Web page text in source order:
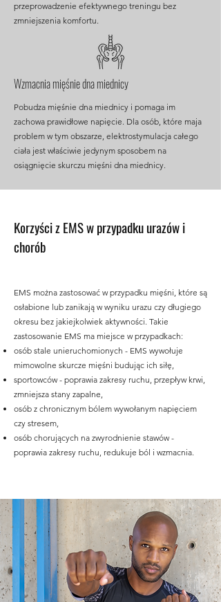
przeprowadzenie efektywnego treningu bez
zmniejszenia komfortu.
Wzmacnia mięśnie dna miednicy
Pobudza mięśnie dna miednicy i pomaga im
zachowa prawidłowe napięcie. Dla osób, które maja
problem w tym obszarze, elektrostymulacja całego
ciała jest właściwie jedynym sposobem na
osiągnięcie skurczu mięśni dna miednicy.
Korzyści z EMS w przypadku urazów i
chorób
EMS można zastosować w przypadku mięśni, które są
osłabione lub zanikają w wyniku urazu czy długiego
okresu bez jakiejkolwiek aktywności. Takie
zastosowanie EMS ma miejsce w przypadkach:
osób stale unieruchomionych - EMS wywołuje
mimowolne skurcze mięśni budując ich siłę,
sportowców - poprawia zakresy ruchu, przepływ krwi,
zmniejsza stany zapalne,
osób z chronicznym bólem wywołanym napięciem
czy stresem,
osób chorujących na zwyrodnienie stawów -
poprawia zakresy ruchu, redukuje ból i wzmacnia.